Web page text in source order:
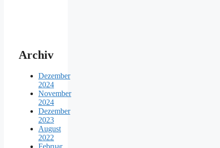
Archiv
Dezember
2024
November
2024
Dezember
2023
August
2022